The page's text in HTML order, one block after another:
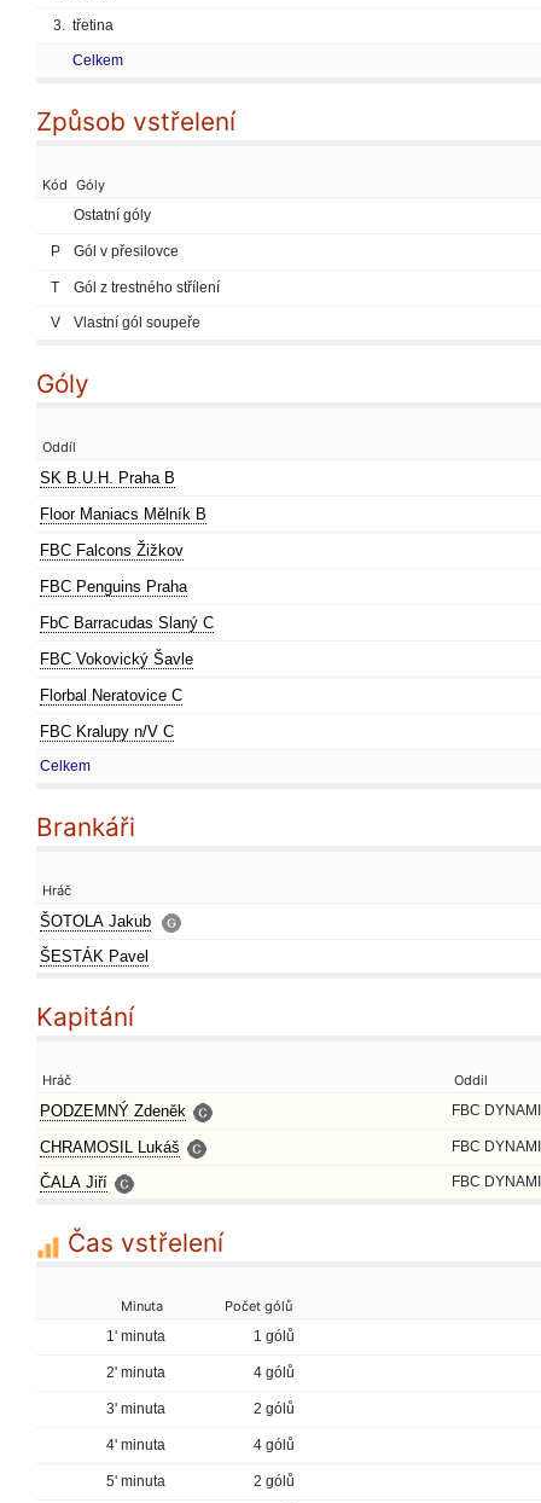
3. třetina
Celkem
Způsob vstřelení
Kód Góly
Ostatní góly
P Gól v přesilovce
T Gól z trestného střílení
V Vlastní gól soupeře
Góly
Oddíl
SK B.U.H. Praha B
Floor Maniacs Mělník B
FBC Falcons Žižkov
FBC Penguins Praha
FbC Barracudas Slaný C
FBC Vokovický Šavle
Florbal Neratovice C
FBC Kralupy n/V C
Celkem
Brankáři
Hráč
ŠOTOLA Jakub
ŠESTÁK Pavel
Kapitání
Hráč Oddil
PODZEMNÝ Zdeněk FBC
CHRAMOSIL Lukáš FBC
ČALA Jiří FBC
Čas vstřelení
Minuta
Počet gólů
1' minuta
1 gólů
2' minuta 4 gólů
3' minuta 2 gólů
4' minuta 4 gólů
5' minuta 2 gólů